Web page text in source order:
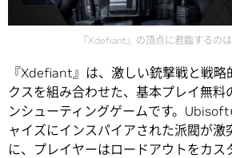
『Xdefiant』の頂点に君臨するの
『Xdefiant』は、激しい銃撃戦と戦略
クスを組み合わせた、基本プレイ無料
ンシューティングゲームです。
ャイズにインスパイアされた派閥が激
に、プレイヤーはロードアウトをカス